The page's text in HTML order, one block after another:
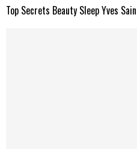
Top Secrets Beauty Sleep Yves